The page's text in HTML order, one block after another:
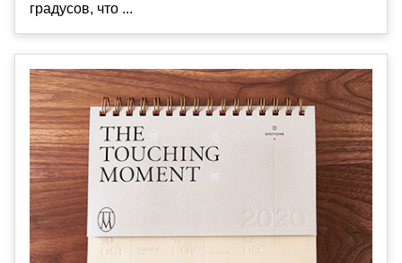
градусов, что ...